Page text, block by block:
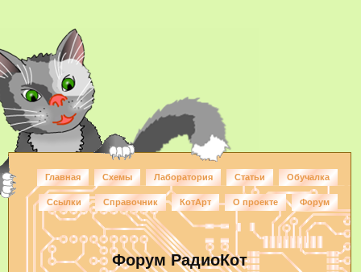
Главная Схемы Лаборатория Статьи Обучалка
Ссылки Справочник КотАрт О проекте Форум
Форум РадиоКот